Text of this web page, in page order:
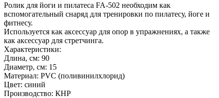
Ролик для йоги и пилатеса FA-502 необходим как
вспомогательный снаряд для тренировки по пилатесу, йоге и
фитнесу.
Используется как аксессуар для опор в упражнениях, а также
как аксессуар для стретчинга.
Характеристики:
Длина, см: 90
Диаметр, см: 15
Материал: PVC (поливинилхлорид)
Цвет: синий
Производство: КНР